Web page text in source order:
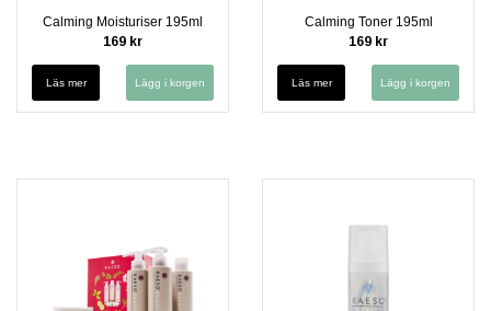
Calming Moisturiser 195ml
169 kr
Läs mer
Calming Toner 195ml
169 kr
Läs mer